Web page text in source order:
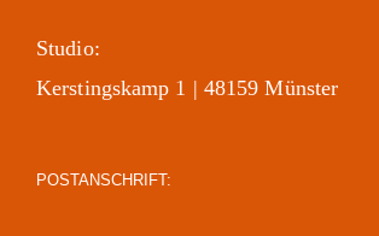
Studio:
Kerstingskamp 1 | 48159 Münster
POSTANSCHRIFT: